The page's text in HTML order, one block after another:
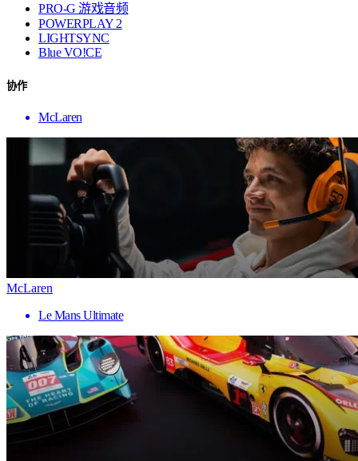
PRO-G 游戏音频
POWERPLAY 2
LIGHTSYNC
Blue VO!CE
协作
McLaren
McLaren
Le Mans Ultimate